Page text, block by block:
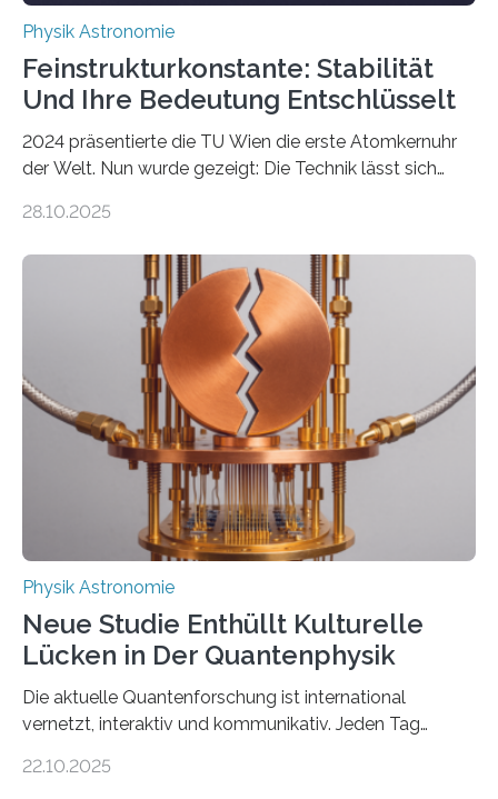
Physik Astronomie
Feinstrukturkonstante: Stabilität
Und Ihre Bedeutung Entschlüsselt
2024 präsentierte die TU Wien die erste Atomkernuhr
der Welt. Nun wurde gezeigt: Die Technik lässt sich
fundamentalen Physik nachzugehen. Thorium-
Messungen verwenden. Das hatte man jahrzehntelang
vermutet, weltweit war nach den passenden
Atomkern-Zuständen gesucht worden, 2024 gelang
einem Team der TU Wien mit Unterstützung
internationaler Partner der entscheidende Durchbruch:
Der lange diskutierte Thorium-Kernübergang wurde
gefunden. Kurz darauf konnte man zeigen, dass sich
Thorium tatsächlich nutzen lässt, um hochpräzise…
28.10.2025
Physik Astronomie
Neue Studie Enthüllt Kulturelle
Lücken in Der Quantenphysik
Die aktuelle Quantenforschung ist international
vernetzt, interaktiv und kommunikativ. Jeden Tag
oft von Autor*innen, die eng zusammenarbeiten. Neue
22.10.2025